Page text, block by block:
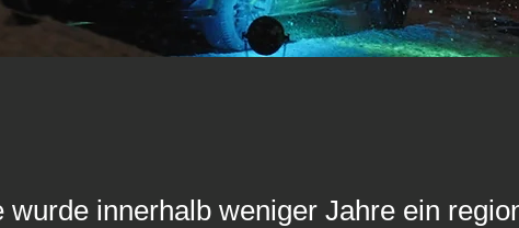
innerhalb weniger Jahre ein